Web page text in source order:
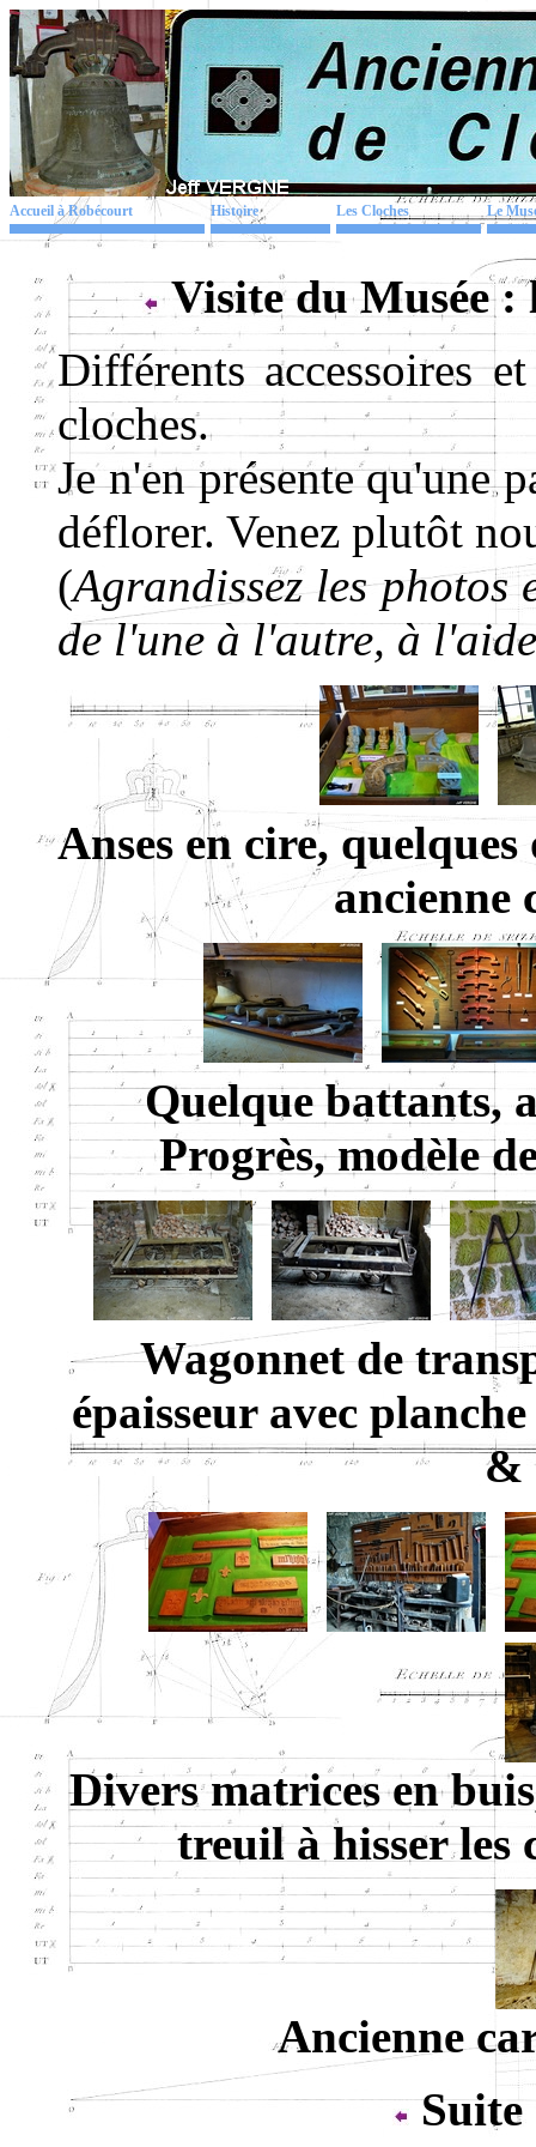
Accueil à Robécourt Histoire Les Cloches Le
Visite du Musée :
Différents accessoires
cloches.
Je n'en présente qu'une
déflorer. Venez plutôt
(Agrandissez les photos
de l'une à l'autre, à
Anses en cire,
ancienne
Quelque battants,
Progrès, modèle
Wagonnet de
épaisseur avec
&
Divers matrices en
treuil à hisser les
Ancienne